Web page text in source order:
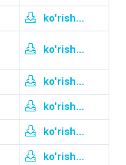
ko'rish...
ko'rish...
ko'rish...
ko'rish...
ko'rish...
ko'rish...